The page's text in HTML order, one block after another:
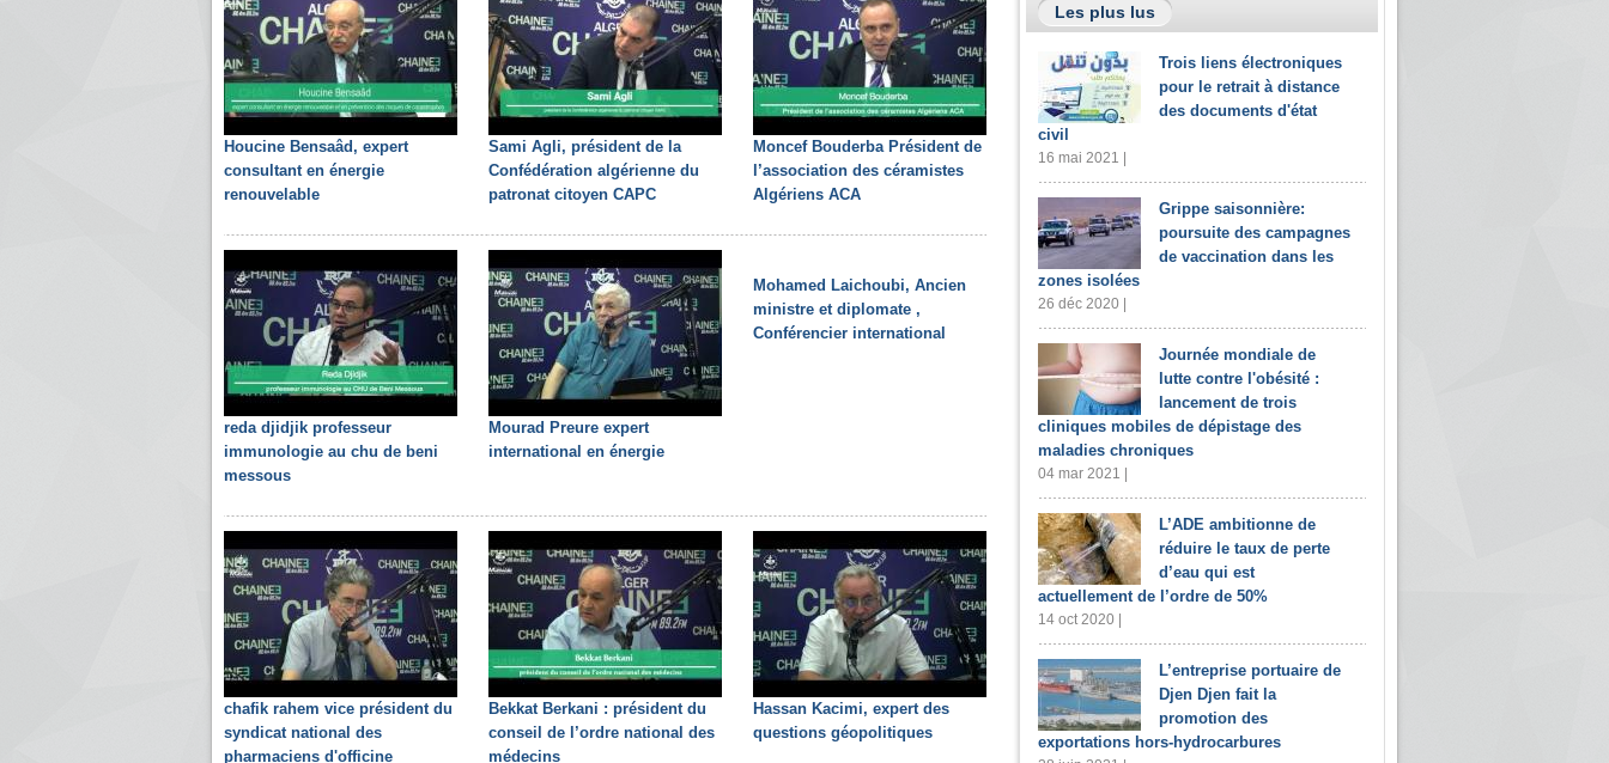
Houcine Bensaâd, expert
consultant en énergie
renouvelable
Sami Agli, président de la
Confédération algérienne du
patronat citoyen CAPC
Moncef Bouderba Président de
l’association des céramistes
Algériens ACA
reda djidjik professeur
immunologie au chu de beni
messous
Mourad Preure expert
international en énergie
Mohamed Laichoubi, Ancien
ministre et diplomate ,
Conférencier international
chafik rahem vice président du
syndicat national des
pharmaciens d'officine
Bekkat Berkani : président du
conseil de l’ordre national des
médecins
Hassan Kacimi, expert des
questions géopolitiques
Les plus lus
Trois liens électroniques
pour le retrait à distance
des documents d'état
civil
16 mai 2021 |
Grippe saisonnière:
poursuite des campagnes
de vaccination dans les
zones isolées
26 déc 2020 |
Journée mondiale de
lutte contre l'obésité :
lancement de trois
cliniques mobiles de dépistage des
maladies chroniques
04 mar 2021 |
L’ADE ambitionne de
réduire le taux de perte
d’eau qui est
actuellement de l’ordre de 50%
14 oct 2020 |
L’entreprise portuaire de
Djen Djen fait la
promotion des
exportations hors-hydrocarbures